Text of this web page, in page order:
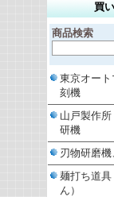
買
商品検索
東京オー
刻機
山戸製作
研機
刃物研磨
麺打ち道
ん）